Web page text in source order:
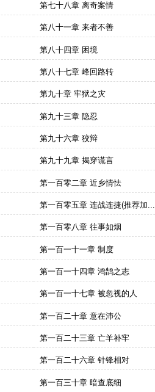
第七十八章 离奇案情
第八十一章 来者不善
第八十四章 困境
第八十七章 峰回路转
第九十章 牢狱之灾
第九十三章 隐忍
第九十六章 狡辩
第九十九章 揭穿谎言
第一百零二章 近乡情怯
第一百零五章 连战连捷(推荐加...
第一百零八章 往事如烟
第一百一十一章 制度
第一百一十四章 鸿鹄之志
第一百一十七章 被忽视的人
第一百二十章 意在沛公
第一百二十三章 亡羊补牢
第一百二十六章 针锋相对
第一百三十章 暗查底细